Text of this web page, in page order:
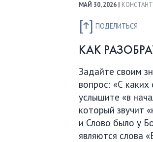
МАЙ 30, 2026 |
ПОДЕЛИТЬСЯ
КАК
Задайте своим
вопрос: «С каких
услышите «в
который звучит
и Слово было у
являются слова